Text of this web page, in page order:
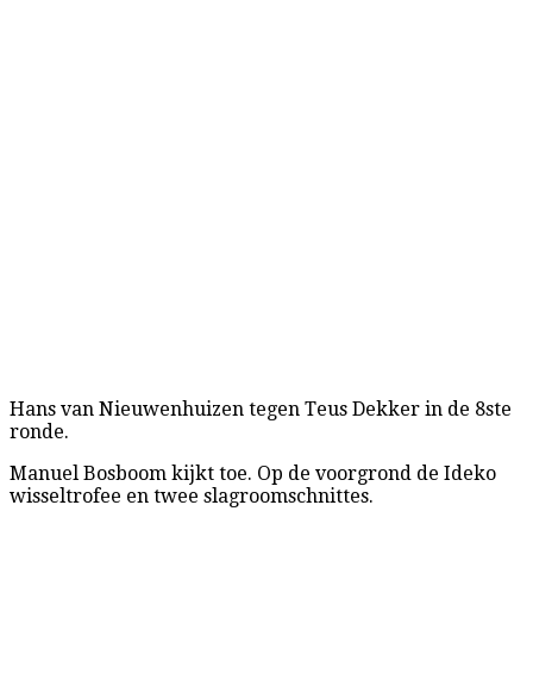
Hans van Nieuwenhuizen tegen Teus Dekker in de 8ste
ronde.
Manuel Bosboom kijkt toe. Op de voorgrond de Ideko
wisseltrofee en twee slagroomschnittes.